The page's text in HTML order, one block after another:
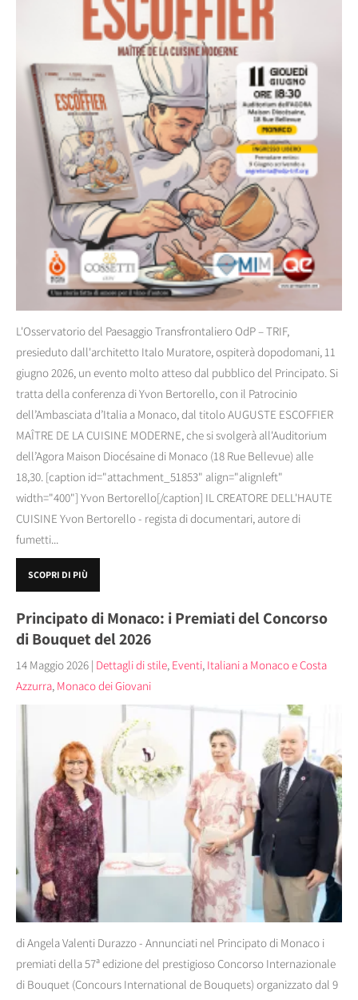
L'Osservatorio del Paesaggio Transfrontaliero OdP – TRIF,
presieduto dall'architetto Italo Muratore, ospiterà dopodomani, 11
giugno 2026, un evento molto atteso dal pubblico del Principato. Si
tratta della conferenza di Yvon Bertorello, con il Patrocinio
dell’Ambasciata d’Italia a Monaco, dal titolo AUGUSTE ESCOFFIER
MAÎTRE DE LA CUISINE MODERNE, che si svolgerà all'Auditorium
dell’Agora Maison Diocésaine di Monaco (18 Rue Bellevue) alle
18,30. [caption id="attachment_51853" align="alignleft"
width="400"] Yvon Bertorello[/caption] IL CREATORE DELL'HAUTE
CUISINE Yvon Bertorello - regista di documentari, autore di
fumetti...
SCOPRI DI PIÙ
Principato di Monaco: i Premiati del Concorso
di Bouquet del 2026
14 Maggio 2026 | Dettagli di stile, Eventi, Italiani a Monaco e Costa
Azzurra, Monaco dei Giovani
di Angela Valenti Durazzo - Annunciati nel Principato di Monaco i
premiati della 57ª edizione del prestigioso Concorso Internazionale
di Bouquet (Concours International de Bouquets) organizzato dal 9